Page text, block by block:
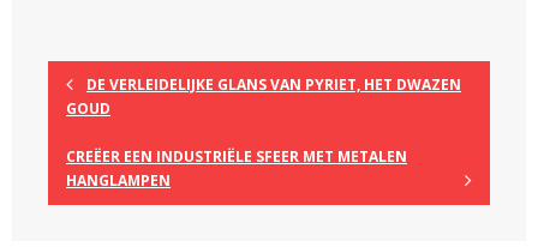
DE VERLEIDELIJKE GLANS VAN PYRIET, HET DWAZEN
GOUD
CREËER EEN INDUSTRIËLE SFEER MET METALEN
HANGLAMPEN